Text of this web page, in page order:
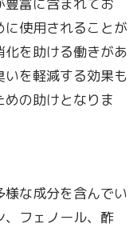
豊富に含まれてお
に使用されることが
を助ける働きがあ
いを軽減する効果も
の助けとなりま
な成分を含んでい
、フェノール、酢